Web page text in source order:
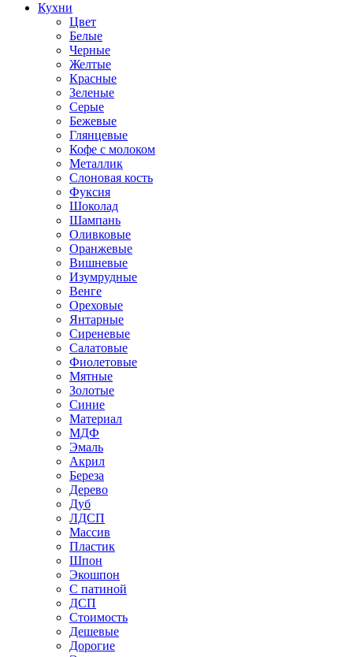
Кухни
Цвет
Белые
Черные
Желтые
Красные
Зеленые
Серые
Бежевые
Глянцевые
Кофе с молоком
Металлик
Слоновая кость
Фуксия
Шоколад
Шампань
Оливковые
Оранжевые
Вишневые
Изумрудные
Венге
Ореховые
Янтарные
Сиреневые
Салатовые
Фиолетовые
Мятные
Золотые
Синие
Материал
МДФ
Эмаль
Акрил
Береза
Дерево
Дуб
ЛДСП
Массив
Пластик
Шпон
Экошпон
С патиной
ДСП
Стоимость
Дешевые
Дорогие